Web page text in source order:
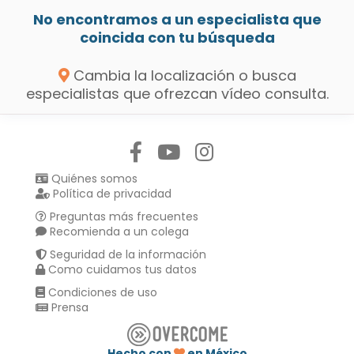
No encontramos a un especialista que
coincida con tu búsqueda
Cambia la localización o busca
especialistas que ofrezcan vídeo consulta.
Quiénes somos
Política de privacidad
Preguntas más frecuentes
Recomienda a un colega
Seguridad de la información
Como cuidamos tus datos
Condiciones de uso
Prensa